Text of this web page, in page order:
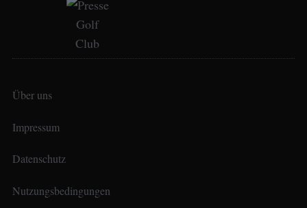
Über uns
Impressum
Datenschutz
Nutzungsbedingungen